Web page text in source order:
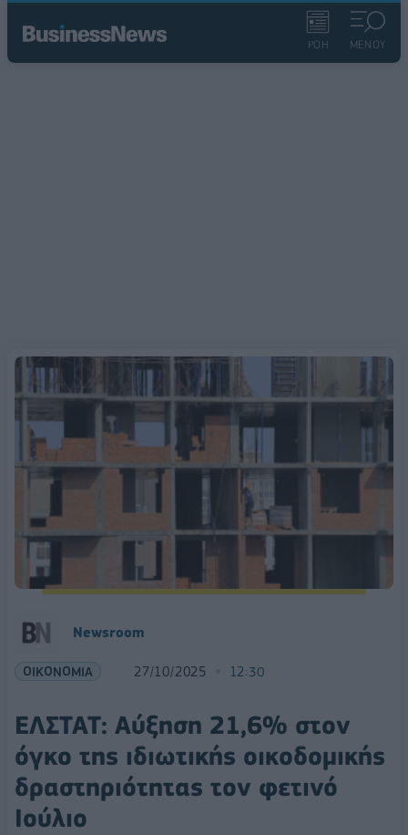
ΡΟΗ ΜΕΝΟΥ
Newsroom
ΟΙΚΟΝΟΜΙΑ 27/10/2025 12:30
ΕΛΣΤΑΤ: Αύξηση 21,6% στον
όγκο της ιδιωτικής οικοδομικής
δραστηριότητας τον φετινό
Ιούλιο